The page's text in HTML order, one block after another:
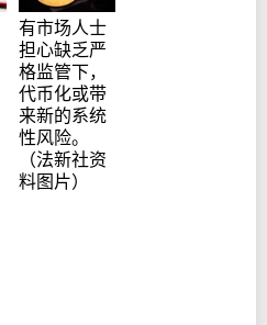
有市场人士
担心缺乏严
格监管下，
代币化或带
来新的系统
性风险。
（法新社资
料图片）